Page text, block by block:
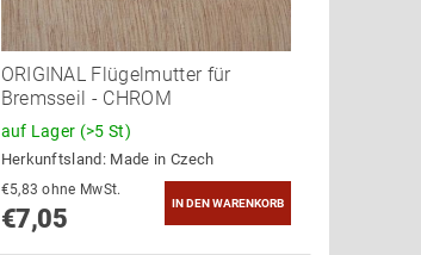
ORIGINAL Flügelmutter für
Bremsseil - CHROM
auf Lager (>5 St)
Herkunftsland: Made in Czech
€5,83 ohne MwSt.
€7,05